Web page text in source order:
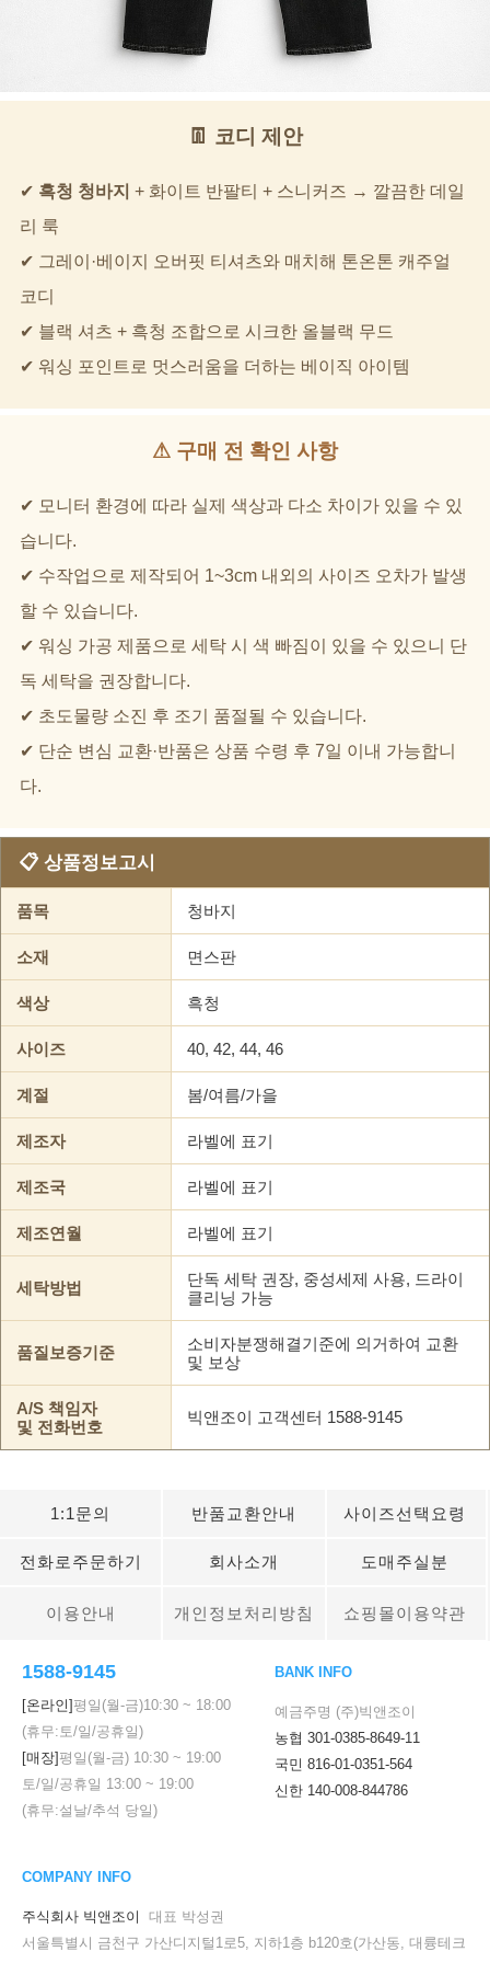
👖 코디 제안
✔ 흑청 청바지 + 화이트 반팔티 + 스니커즈 → 깔끔한 데일
리 룩
✔ 그레이·베이지 오버핏 티셔츠와 매치해 톤온톤 캐주얼
코디
✔ 블랙 셔츠 + 흑청 조합으로 시크한 올블랙 무드
✔ 워싱 포인트로 멋스러움을 더하는 베이직 아이템
⚠ 구매 전 확인 사항
✔ 모니터 환경에 따라 실제 색상과 다소 차이가 있을 수 있
습니다.
✔ 수작업으로 제작되어 1~3cm 내외의 사이즈 오차가 발생
할 수 있습니다.
✔ 워싱 가공 제품으로 세탁 시 색 빠짐이 있을 수 있으니 단
독 세탁을 권장합니다.
✔ 초도물량 소진 후 조기 품절될 수 있습니다.
✔ 단순 변심 교환·반품은 상품 수령 후 7일 이내 가능합니
다.
📋 상품정보고시
품목 청바지
소재 면스판
색상 흑청
사이즈 40, 42, 44, 46
계절 봄/여름/가을
제조자 라벨에 표기
제조국 라벨에 표기
제조연월 라벨에 표기
세탁방법
단독 세탁 권장, 중성세제 사용, 드라이
클리닝 가능
품질보증기준
소비자분쟁해결기준에 의거하여 교환
및 보상
A/S 책임자
및 전화번호
빅앤조이 고객센터 1588-9145
1:1문의 반품교환안내 사이즈선택요령
전화로주문하기 회사소개 도매주실분
이용안내 개인정보처리방침 쇼핑몰이용약관
1588-9145
[온라인]평일(월-금)10:30 ~ 18:00
(휴무:토/일/공휴일)
[매장]평일(월-금) 10:30 ~ 19:00
토/일/공휴일 13:00 ~ 19:00
(휴무:설날/추석 당일)
BANK INFO
예금주명 (주)빅앤조이
농협 301-0385-8649-11
국민 816-01-0351-564
신한 140-008-844786
COMPANY INFO
주식회사 빅앤조이
대표 박성권
서울특별시 금천구 가산디지털1로5, 지하1층 b120호(가산동, 대륭테크